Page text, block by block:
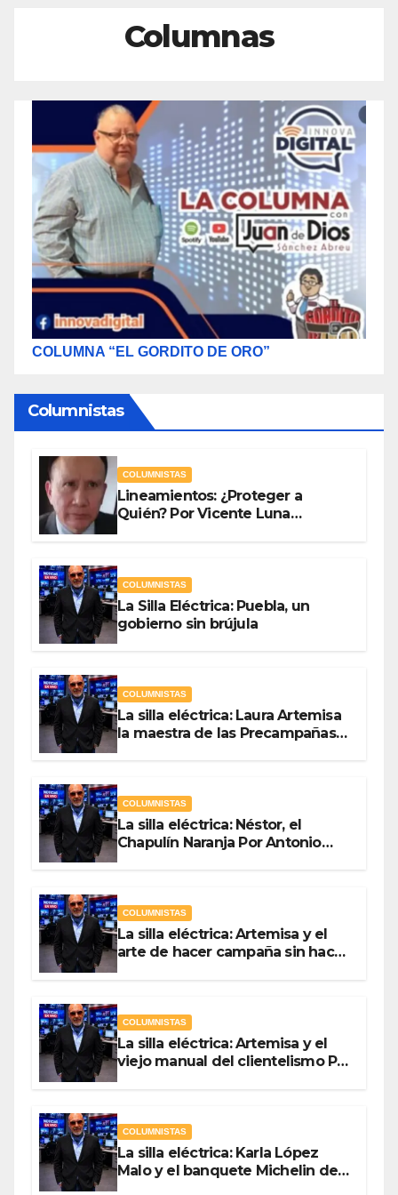
Columnas
COLUMNA “EL GORDITO DE ORO”
Columnistas
COLUMNISTAS
Lineamientos: ¿Proteger a
Quién? Por Vicente Luna
COLUMNISTAS
La Silla Eléctrica: Puebla, un
gobierno sin brújula
COLUMNISTAS
La silla eléctrica: Laura Artemisa
la maestra de las Precampañas
COLUMNISTAS
La silla eléctrica: Néstor, el
Chapulín Naranja Por Antonio
COLUMNISTAS
La silla eléctrica: Artemisa y el
arte de hacer campaña sin hacer
COLUMNISTAS
La silla eléctrica: Artemisa y el
viejo manual del clientelismo Por
COLUMNISTAS
La silla eléctrica: Karla López
Malo y el banquete Michelin del